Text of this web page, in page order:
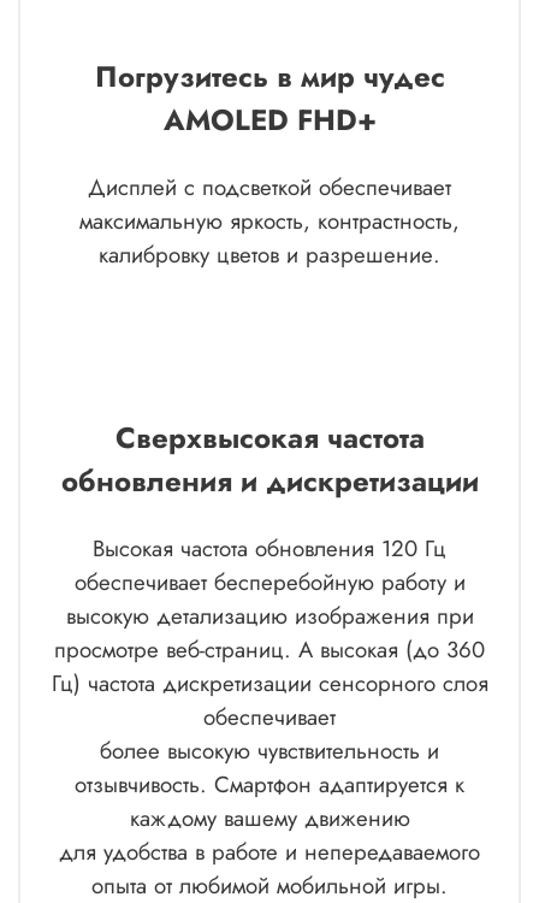
Погрузитесь в мир чудес
AMOLED FHD+
Дисплей с подсветкой обеспечивает
максимальную яркость, контрастность,
калибровку цветов и разрешение.
Сверхвысокая частота
обновления и дискретизации
Высокая частота обновления 120 Гц
обеспечивает бесперебойную работу и
высокую детализацию изображения при
просмотре веб-страниц. А высокая (до 360
Гц) частота дискретизации сенсорного слоя
обеспечивает
более высокую чувствительность и
отзывчивость. Смартфон адаптируется к
каждому вашему движению
для удобства в работе и непередаваемого
опыта от любимой мобильной игры.